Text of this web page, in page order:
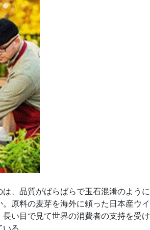
、品質がばらばらで玉石混淆のように
原料の麦芽を海外に頼った日本産ウイ
い目で見て世界の消費者の支持を受け